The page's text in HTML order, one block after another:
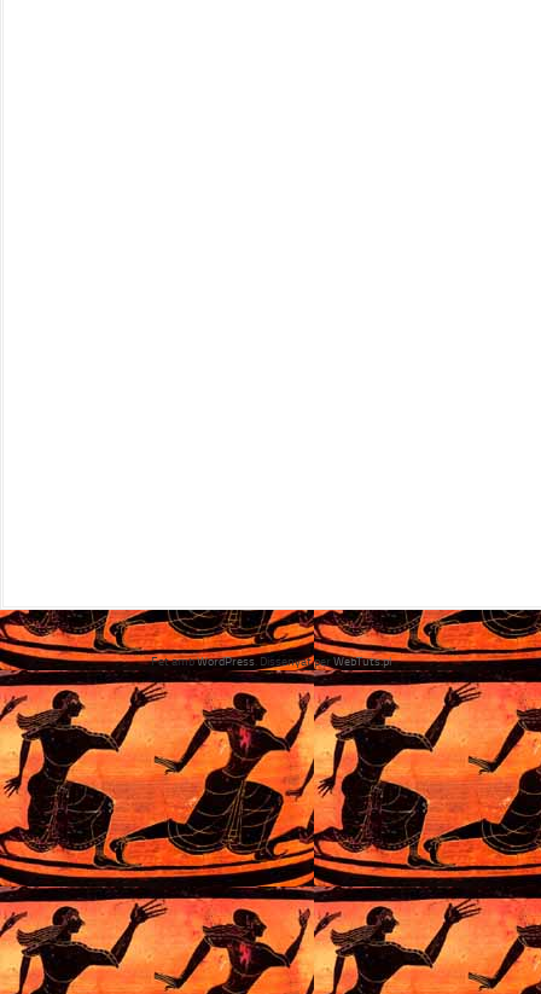
Fet ambWordPress. Dissenyat per WebTuts.pl